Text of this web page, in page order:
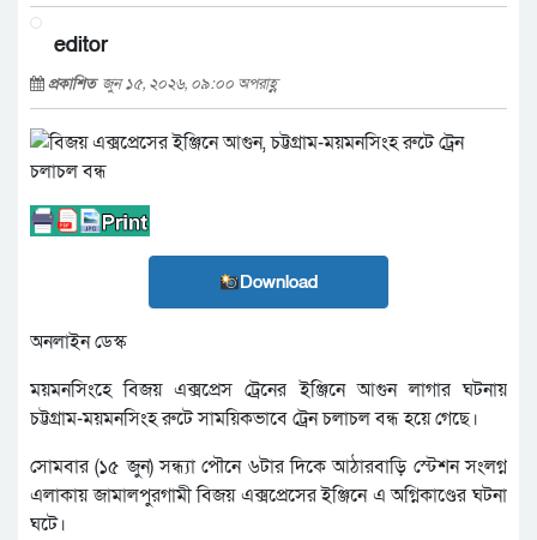
editor
প্রকাশিত জুন ১৫, ২০২৬, ০৯:০০ অপরাহ্ণ
Download
অনলাইন ডেস্ক
ময়মনসিংহে বিজয় এক্সপ্রেস ট্রেনের ইঞ্জিনে আগুন লাগার ঘটনায়
চট্টগ্রাম-ময়মনসিংহ রুটে সাময়িকভাবে ট্রেন চলাচল বন্ধ হয়ে গেছে।
সোমবার (১৫ জুন) সন্ধ্যা পৌনে ৬টার দিকে আঠারবাড়ি স্টেশন সংলগ্ন
এলাকায় জামালপুরগামী বিজয় এক্সপ্রেসের ইঞ্জিনে এ অগ্নিকাণ্ডের ঘটনা
ঘটে।